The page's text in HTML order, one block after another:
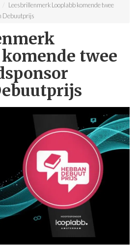
Leesbrillenmerk Looplabb komende twee
Debuutprijs
twee